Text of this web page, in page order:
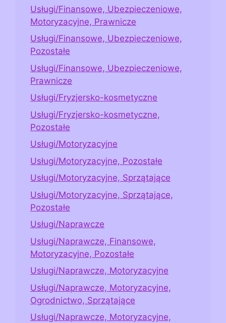
Usługi/Finansowe, Ubezpieczeniowe,
Motoryzacyjne, Prawnicze
Usługi/Finansowe, Ubezpieczeniowe,
Pozostałe
Usługi/Finansowe, Ubezpieczeniowe,
Prawnicze
Usługi/Fryzjersko-kosmetyczne
Usługi/Fryzjersko-kosmetyczne,
Pozostałe
Usługi/Motoryzacyjne
Usługi/Motoryzacyjne, Pozostałe
Usługi/Motoryzacyjne, Sprzątające
Usługi/Motoryzacyjne, Sprzątające,
Pozostałe
Usługi/Naprawcze
Usługi/Naprawcze, Finansowe,
Motoryzacyjne, Pozostałe
Usługi/Naprawcze, Motoryzacyjne
Usługi/Naprawcze, Motoryzacyjne,
Ogrodnictwo, Sprzątające
Usługi/Naprawcze, Motoryzacyjne,